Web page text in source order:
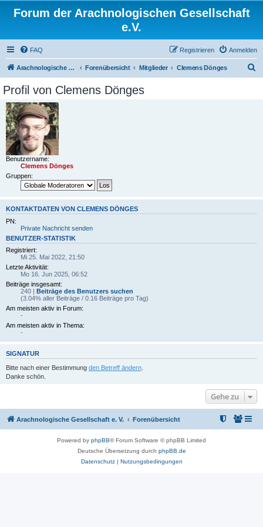
Forum der Arachnologischen Gesellschaft
e.V.
FAQ Anmelden
Registrieren
Arachnologische Gesellschaft e. V. Forenübersicht Mitglieder Clemens Dönges
Profil von Clemens Dönges
Benutzername:
Clemens Dönges
Gruppen:
KONTAKTDATEN VON CLEMENS DÖNGES
PN:
Private Nachricht senden
BENUTZER-STATISTIK
Registriert:
Mi 25. Mai 2022, 21:50
Letzte Aktivität:
Mo 16. Jun 2025, 06:52
Beiträge insgesamt:
240 | Beiträge des Benutzers suchen
(3.04% aller Beiträge / 0.16 Beiträge pro Tag)
Am meisten aktiv in Forum:
-
Am meisten aktiv in Thema:
-
SIGNATUR
Bitte nach einer Bestimmung den Betreff ändern
Danke schön.
Gehe zu
Arachnologische Gesellschaft e. V. Forenübersicht
Powered by phpBB® Forum Software © phpBB Limited
Deutsche Übersetzung durch phpBB.de
Datenschutz| Nutzungsbedingungen